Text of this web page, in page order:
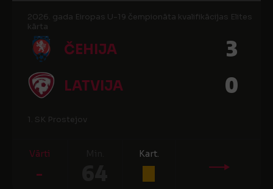
2026. gada Eiropas U-19 čempionāta kvalifikācijas Elites
kārta
ČEHIJA 3
LATVIJA 0
1. SK Prostejov
Vārti
-
Kart.